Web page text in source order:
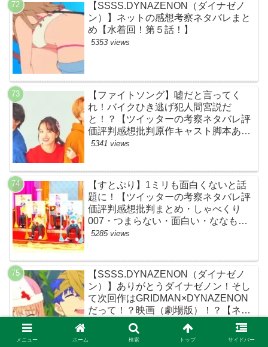
【SSSS.DYNAZENON（ダイナゼノ
ン）】ネットの感想考察ネタバレまと
め【水着回！第５話！】
5353 views
【ファイトソング】嘘だと言ってく
れ！バイクひき逃げ犯人間宮説だ
と！？【ツイッターの考察ネタバレ評
価評判感想批判原作キャスト脚本あら
すじ伏線まとめ犯人黒幕・ドラマ・交
5341 views
【すとぷり】1ミリも面白くないと話
題に！【ツイッターの考察ネタバレ評
価評判感想批判まとめ・しゃべくり
007・つまらない・面白い・ななも
り。・ジェル・さとみ・ころん・るぅ
5285 views
【SSSS.DYNAZENON（ダイナゼノ
ン）】ありがとうダイナゼノン！そし
て次回作はGRIDMAN×DYNAZENON
だって！？映画（劇場版）！？【ネッ
トの考察ネタバレ感想まとめ・最終
5263 views
メニュー ホーム 検索 トップ サイドバー